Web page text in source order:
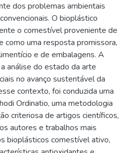
dos problemas ambientais
O bioplástico
o comestível proveniente de
como uma resposta promissora,
e de embalagens. A
análise do estado da arte
no avanço sustentável da
contexto, foi conduzida uma
Ordinatio, uma metodologia
criteriosa de artigos científicos,
autores e trabalhos mais
bioplásticos comestível ativo,